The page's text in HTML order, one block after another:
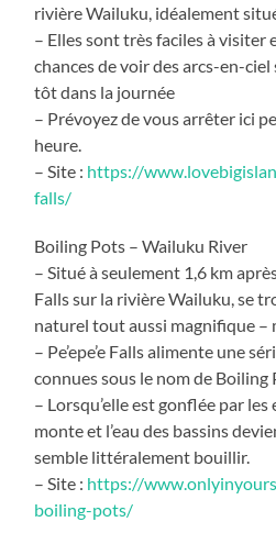
rivière Wailuku, idéalement
– Elles sont très faciles à visiter
chances de voir des arcs-en-
tôt dans la journée
– Prévoyez de vous arrêter ici
heure.
– Site : https://
falls/
Boiling Pots – Wailuku River
– Situé à seulement 1,6 km
Falls sur la rivière Wailuku, se
naturel tout aussi magnifique –
– Pe’epe’e Falls alimente une
connues sous le nom de Boiling
– Lorsqu’elle est gonflée par les
monte et l’eau des bassins
semble littéralement bouillir.
– Site : https://
boiling-pots/